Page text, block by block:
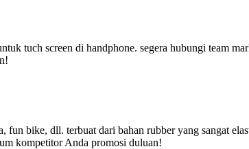
tuch screen di handphone. segera hubungi team
bike, dll. terbuat dari bahan rubber yang sangat
kompetitor Anda promosi duluan!